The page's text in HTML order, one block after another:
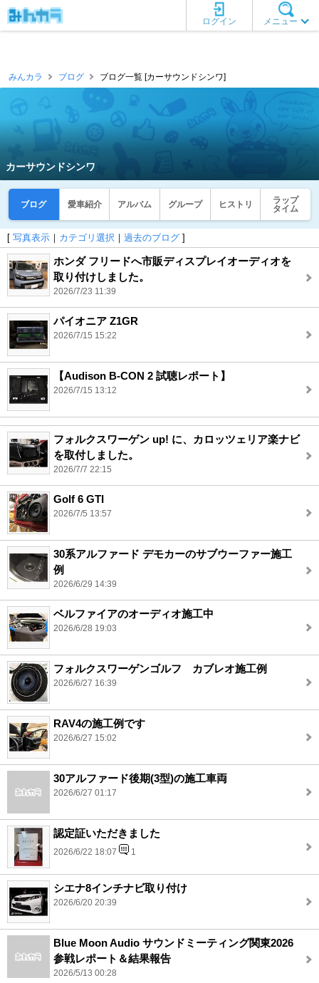
メニュー
ログイン
みんカラ ブログ ブログ一覧 [カーサウンドシンワ]
カーサウンドシンワ
ブログ 愛車紹介 アルバム グループ ヒストリ
ラップ
タイム
[ 写真表示 ｜ カテゴリ選択 ｜ 過去のブログ ]
ホンダ フリードへ市販ディスプレイオーディオを
取り付けしました。
2026/7/23 11:39
パイオニア Z1GR
2026/7/15 15:22
【Audison B-CON 2 試聴レポート】
2026/7/15 13:12
フォルクスワーゲン up! に、カロッツェリア楽ナビ
を取付しました。
2026/7/7 22:15
Golf 6 GTI
2026/7/5 13:57
30系アルファード デモカーのサブウーファー施工
例
2026/6/29 14:39
ベルファイアのオーディオ施工中
2026/6/28 19:03
フォルクスワーゲンゴルフ カブレオ施工例
2026/6/27 16:39
RAV4の施工例です
2026/6/27 15:02
30アルファード後期(3型)の施工車両
2026/6/27 01:17
認定証いただきました
2026/6/22 18:07 1
シエナ8インチナビ取り付け
2026/6/20 20:39
Blue Moon Audio サウンドミーティング関東2026
参戦レポート＆結果報告
2026/5/13 00:28